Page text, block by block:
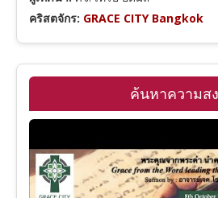
เพลงซาโลมอน
อิสยาห์
เยเรมีย์
ดาเนียล
คริสตจักร: GRACE CITY Bangkok
ค้นหาความส